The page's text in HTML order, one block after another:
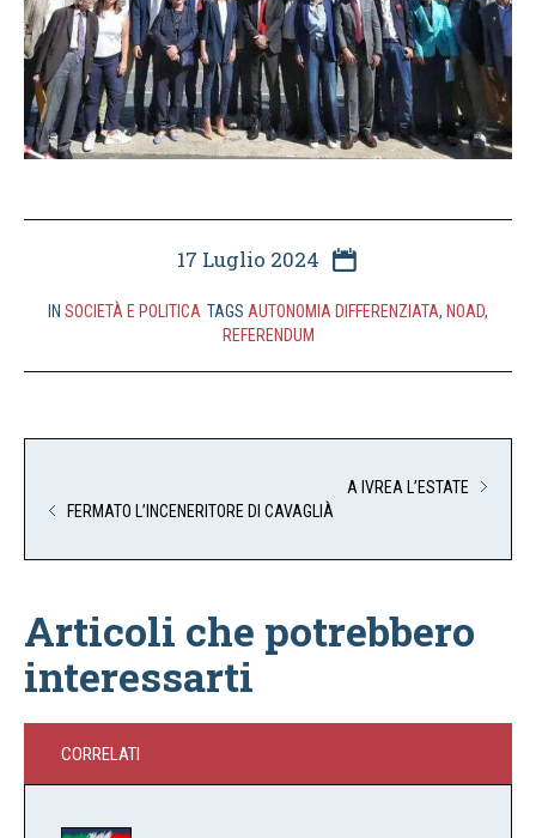
17 Luglio 2024
IN SOCIETÀ E POLITICA TAGS AUTONOMIA DIFFERENZIATA, NOAD,
REFERENDUM
A IVREA L’ESTATE
FERMATO L’INCENERITORE DI CAVAGLIÀ
Articoli che potrebbero
interessarti
CORRELATI